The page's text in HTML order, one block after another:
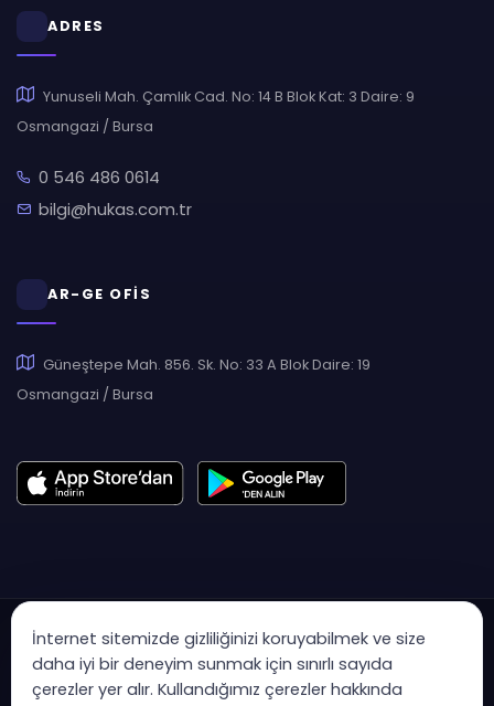
ADRES
Yunuseli Mah. Çamlık Cad. No: 14 B Blok Kat: 3 Daire: 9
Osmangazi / Bursa
0 546 486 0614
bilgi@hukas.com.tr
AR-GE OFİS
Güneştepe Mah. 856. Sk. No: 33 A Blok Daire: 19
Osmangazi / Bursa
İnternet sitemizde gizliliğinizi koruyabilmek ve size
daha iyi bir deneyim sunmak için sınırlı sayıda
çerezler yer alır. Kullandığımız çerezler hakkında